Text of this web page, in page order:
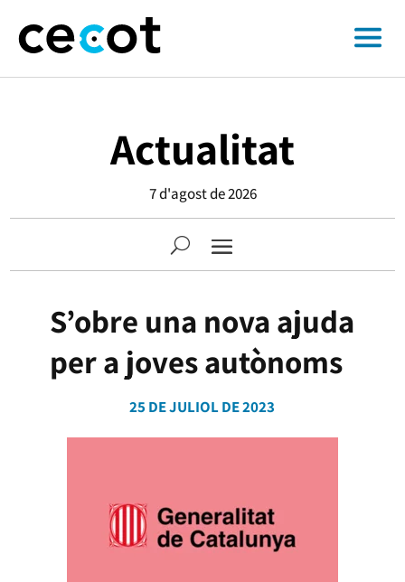
Actualitat
7 d'agost de 2026
S’obre una nova ajuda
per a joves autònoms
25 DE JULIOL DE 2023